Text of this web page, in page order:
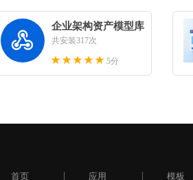

企业架构资产模型库
共安装317次
5分
首页 应用 模板